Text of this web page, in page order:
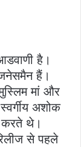
है।
हैं।
मां और
अशोक
करते थे।
से पहले